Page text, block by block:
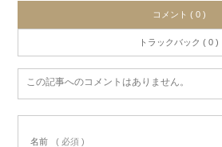
コメント ( 0 )
トラックバック ( 0 )
この記事へのコメントはありません。
名前 ( 必須 )